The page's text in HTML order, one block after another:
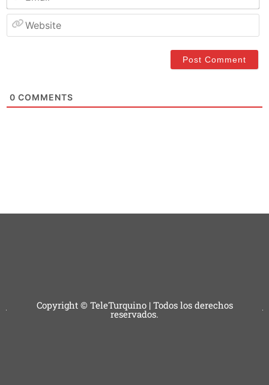
0 COMMENTS
Copyright © TeleTurquino | Todos los derechos
reservados.